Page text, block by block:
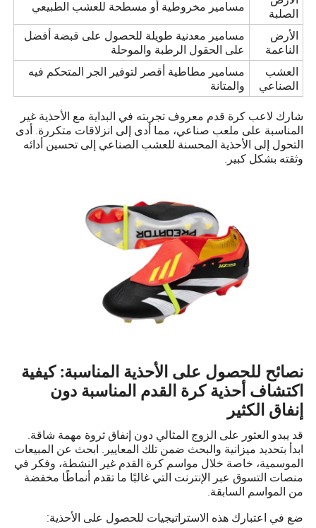
الصلبة
مسامير مخروطية أو مسطحة للعشب الطبيعي
الأرض
الناعمة
مسامير معدنية طويلة للحصول على قبضة أفضل
على الحقول الرطبة والموحلة
العشب
الصناعي
مسامير مطاطية أقصر لتوفير الجر المتحكم فيه
والمتانة
شارك لاعب كرة قدم معروف تجربته في البداية مع الأحذية غير
المناسبة على ملعب صناعي، مما أدى إلى انزلاقات متكررة. أدى
التحول إلى الأحذية المحسنة للعشب الصناعي إلى تحسين أدائه
وثقته بشكل كبير.
نصائح للحصول على الأحذية المناسبة: كيفية
اكتشاف أحذية كرة القدم المناسبة دون
إنفاق الكثير
قد يبدو العثور على الزوج المثالي دون إنفاق ثروة مهمة شاقة.
ابدأ بتحديد ميزانية والبحث ضمن تلك المعايير. ابحث عن المبيعات
الموسمية، خاصة خلال مواسم كرة القدم غير النشطة، وفكر في
منصات التسوق عبر الإنترنت التي غالبًا ما تقدم أنماطًا مخفضة
من المواسم السابقة.
ضع في اعتبارك هذه الاستراتيجيات للحصول على الأحذية: